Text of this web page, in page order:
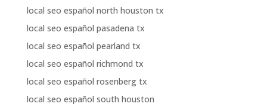
local seo español north houston tx
local seo español pasadena tx
local seo español pearland tx
local seo español richmond tx
local seo español rosenberg tx
local seo español south houston